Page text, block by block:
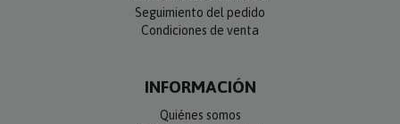
Seguimiento del pedido
Condiciones de venta
INFORMACIÓN
Quiénes somos